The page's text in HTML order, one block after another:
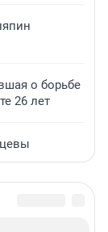
о борьбе
26 лет